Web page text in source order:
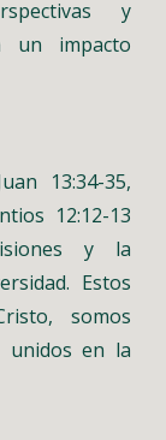
y
un impacto
13:34-35,
12:12-13
y la
Estos
somos
unidos en la